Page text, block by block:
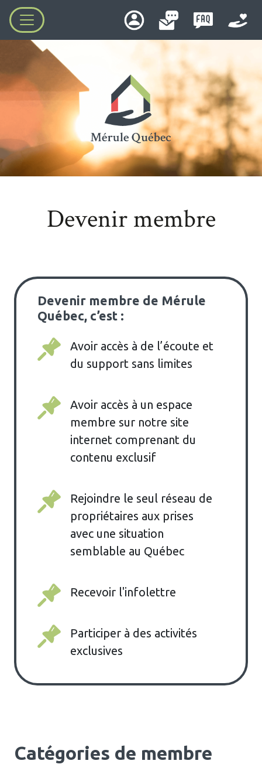
Devenir membre
Catégories de membre
Devenir membre de Mérule
Québec, c’est :
Avoir accès à de l’écoute et
du support sans limites
Avoir accès à un espace
membre sur notre site
internet comprenant du
contenu exclusif
Rejoindre le seul réseau de
propriétaires aux prises
avec une situation
semblable au Québec
Recevoir l'infolettre
Participer à des activités
exclusives